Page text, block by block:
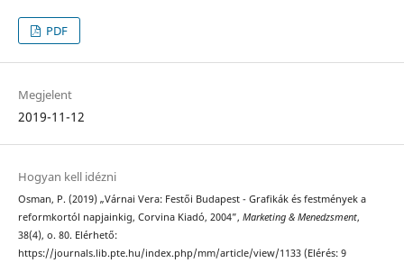
PDF
Megjelent
2019-11-12
Hogyan kell idézni
Osman, P. (2019) „Várnai Vera: Festői Budapest - Grafikák és festmények a
reformkortól napjainkig, Corvina Kiadó, 2004”, Marketing & Menedzsment,
38(4), o. 80. Elérhető:
https://journals.lib.pte.hu/index.php/mm/article/view/1133 (Elérés: 9